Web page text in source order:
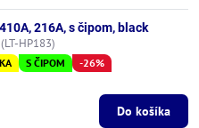
216A, s čipom, black
(LT-HP183)
S ČIPOM -26%
Do košíka